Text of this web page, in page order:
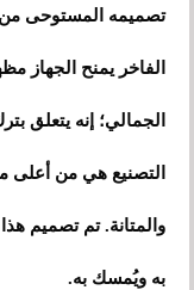
تصميمه المستوحى من
الفاخر يمنح الجهاز
الجمالي؛ إنه يتعلق
التصنيع هي من أعلى
والمتانة. تم تصميم
به ويُمسك به.